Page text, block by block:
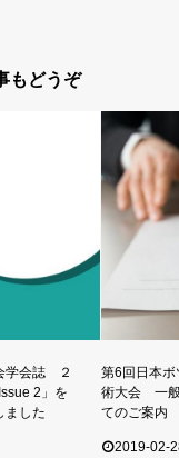
もどうぞ
学会誌 ２
2」を
ました
第6回日本
術大会 一
てのご案内
2019-02-